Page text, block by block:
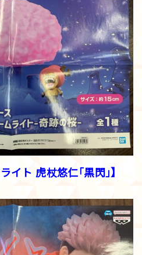
イト 虎杖悠仁｢黒閃｣】